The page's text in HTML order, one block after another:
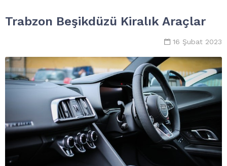
Trabzon Beşikdüzü Kiralık Araçlar
16 Şubat 2023